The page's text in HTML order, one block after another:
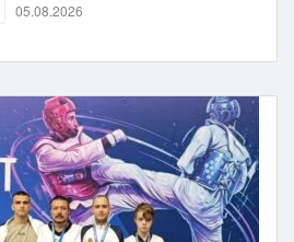
05.08.2026